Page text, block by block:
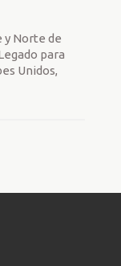
y Norte de
para
Unidos,